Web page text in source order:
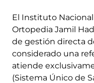
El Instituto
Ortopedia Jamil
de gestión directa
considerado una
atiende
(Sistema Único de